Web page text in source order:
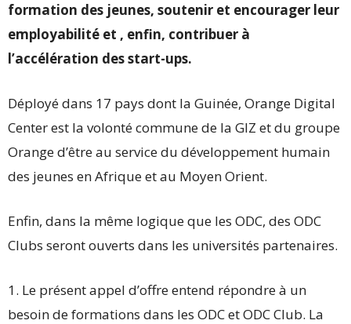
formation des jeunes, soutenir et encourager leur
employabilité et , enfin, contribuer à
l’accélération des start-ups.
Déployé dans 17 pays dont la Guinée, Orange Digital
Center est la volonté commune de la GIZ et du groupe
Orange d’être au service du développement humain
des jeunes en Afrique et au Moyen Orient.
Enfin, dans la même logique que les ODC, des ODC
Clubs seront ouverts dans les universités partenaires.
1. Le présent appel d’offre entend répondre à un
besoin de formations dans les ODC et ODC Club. La